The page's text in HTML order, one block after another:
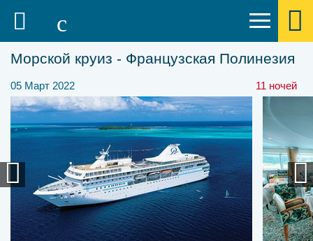
Морской круиз - Французская Полинезия
05 Март 2022 11 ночей